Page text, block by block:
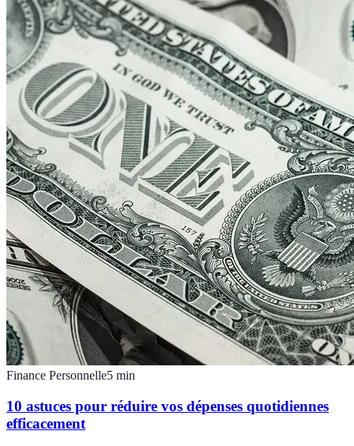
Finance Personnelle5 min
10 astuces pour réduire vos dépenses quotidiennes
efficacement